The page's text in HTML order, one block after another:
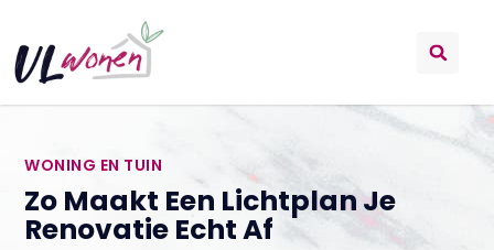
WONING EN TUIN
Zo Maakt Een Lichtplan Je
Renovatie Echt Af